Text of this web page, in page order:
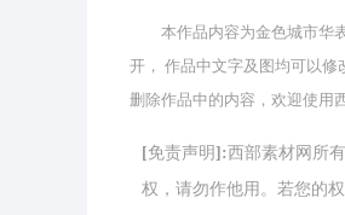
本作品内容为金色城市华
开， 作品中文字及图均可以
删除作品中的内容，欢迎使用
[免责声明]:西部素材网所
权，请勿作他用。若您的